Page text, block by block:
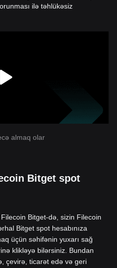
ilə təhlükəsiz
almaq olar
Bitget spot
Bitget-də, sizin Filecoin
Bitget spot hesabınıza
üçün səhifənin yuxarı sağ
klikləyə bilərsiniz. Bundan
çevirə, ticarət edə və geri